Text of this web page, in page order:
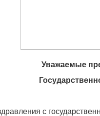
Уважаемые
с